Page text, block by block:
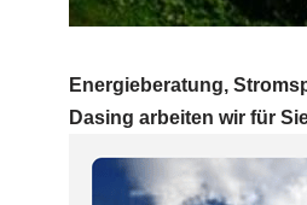
Energieberatung,
Dasing arbeiten wir für